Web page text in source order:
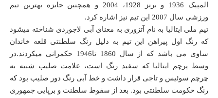
المپیک 1936 و برنز 1928، 2004 و همچنین جایزه بهترین تیم
ورزشی سال 2007 این تیم نیز اشاره کرد.
تیم ملی ایتالیا به نام آتزوری به معنای آبی لاجوردی شناخته میشود
که رنگ اول پیراهن این تیم به دلیل رنگ سلطنتی قلعه خاندان
ساوی می باشد که از سال 1860 تا1946 حکمرانی میکردند.در
وسط پرچم
ایتالیاکه سفید رنگ است، علامت صلیب شبیه به
چرچم سوئیس و تاجی قرار داشت و خط آبی رنگ دور صلیب بود که
رنگ حکومت سلطنتی بود. بعد از سقوط سلطنت و برپایی جمهوری